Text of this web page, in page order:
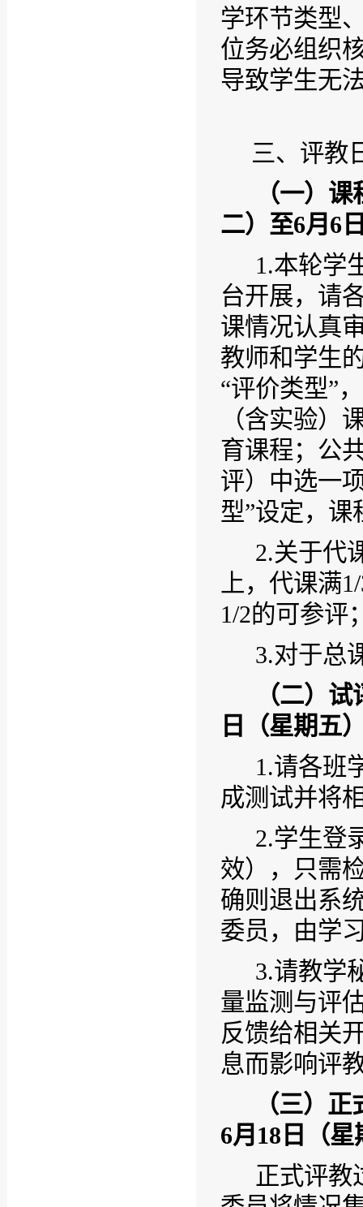
学环节类型
位务必组织
导致学生无
三、评教
（一）
二）至6月 6
1.本轮学
台开展，请
课情况认真
教师和学生
“评价类型”
（含实验）
育课程；公
评）中选一
型”设定 ，课
2.关于代
上，代课满
1/2的可参评
3.对于总
（二）
日（星期五
1.请各班
成测试并将
2.学生登
效），只需
确则退出系
委员，由学
3.请教学
量监测与评
反馈给相关
息而影响评
（三）
6月 18 日（
正式评教